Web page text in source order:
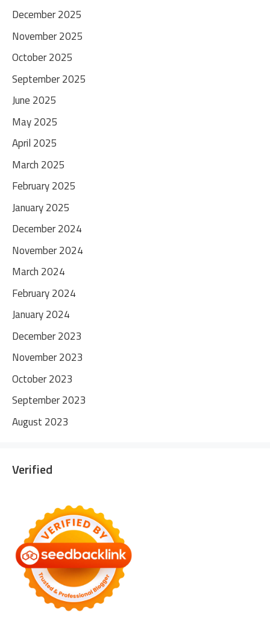
December 2025
November 2025
October 2025
September 2025
June 2025
May 2025
April 2025
March 2025
February 2025
January 2025
December 2024
November 2024
March 2024
February 2024
January 2024
December 2023
November 2023
October 2023
September 2023
August 2023
Verified